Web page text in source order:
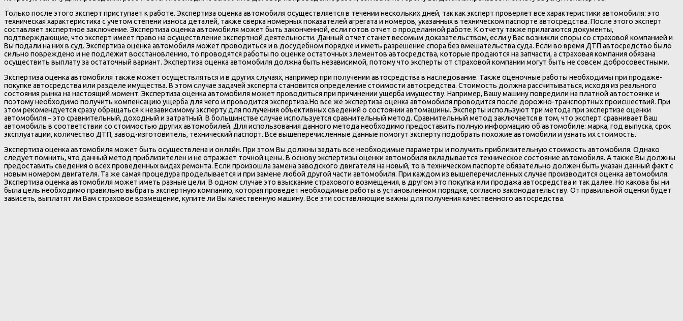
Только после этого эксперт приступает к работе. Экспертиза оценка автомобиля осуществляется в течении нескольких дней, так как эксперт проверяет все характеристики автомобиля: это
техническая характеристика с учетом степени износа деталей, также сверка номерных показателей агрегата и номеров, указанных в техническом паспорте автосредства. После этого эксперт
составляет экспертное заключение. Экспертиза оценка автомобиля может быть законченной, если готов отчет о проделанной работе. К отчету также прилагаются документы,
подтверждающие, что эксперт имеет право на осуществление экспертной деятельности. Данный отчет станет весомым доказательством, если у Вас возникли споры со страховой компанией и
Вы подали на них в суд. Экспертиза оценка автомобиля может проводиться и в досудебном порядке и иметь разрешение спора без вмешательства суда. Если во время ДТП автосредство было
сильно повреждено и не подлежит восстановлению, то проводятся работы по оценке остаточных элементов автосредства, которые продаются на запчасти, а страховая компания обязана
осуществить выплату за остаточный вариант. Экспертиза оценка автомобиля должна быть независимой, потому что эксперты от страховой компании могут быть не совсем добросовестными.
Экспертиза оценка автомобиля также может осуществляться и в других случаях, например при получении автосредства в наследование. Также оценочные работы необходимы при продаже-
покупке автосредства или разделе имущества. В этом случае задачей эксперта становится определение стоимости автосредства. Стоимость должна рассчитываться, исходя из реального
состояния рынка на настоящий момент. Экспертиза оценка автомобиля может проводиться при причинении ущерба имуществу. Например, Вашу машину повредили на платной автостоянке и
поэтому необходимо получить компенсацию ущерба для чего и проводится экспертиза.Но все же экспертиза оценка автомобиля проводится после дорожно-транспортных происшествий. При
этом рекомендуется сразу обращаться к независимому эксперту для получения объективных сведений о состоянии автомашины. Эксперты используют три метода при экспертизе оценки
автомобиля – это сравнительный, доходный и затратный. В большинстве случае используется сравнительный метод. Сравнительный метод заключается в том, что эксперт сравнивает Ваш
автомобиль в соответствии со стоимостью других автомобилей. Для использования данного метода необходимо предоставить полную информацию об автомобиле: марка, год выпуска, срок
эксплуатации, количество ДТП, завод-изготовитель, технический паспорт. Все вышеперечисленные данные помогут эксперту подобрать похожие автомобили и узнать их стоимость.
Экспертиза оценка автомобиля может быть осуществлена и онлайн. При этом Вы должны задать все необходимые параметры и получить приблизительную стоимость автомобиля. Однако
следует помнить, что данный метод приблизителен и не отражает точной цены. В основу экспертизы оценки автомобиля вкладывается техническое состояние автомобиля. А также Вы должны
предоставить сведения о всех проведенных видах ремонта. Если произошла замена заводского двигателя на новый, то в техническом паспорте обязательно должен быть указан данный факт с
новым номером двигателя. Та же самая процедура проделывается и при замене любой другой части автомобиля. При каждом из вышеперечисленных случае производится оценка автомобиля.
Экспертиза оценка автомобиля может иметь разные цели. В одном случае это взыскание страхового возмещения, в другом это покупка или продажа автосредства и так далее. Но какова бы ни
была цель необходимо правильно выбрать экспертную компанию, которая проведет необходимые работы в установленном порядке, согласно законодательству. От правильной оценки будет
зависеть, выплатят ли Вам страховое возмещение, купите ли Вы качественную машину. Все эти составляющие важны для получения качественного автосредства.